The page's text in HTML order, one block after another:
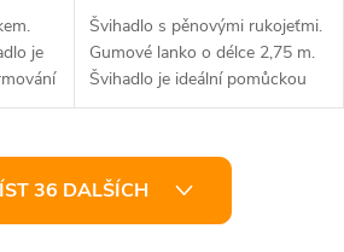
je
Švihadlo s pěnovými rukojeťmi.
Gumové lanko o délce 2,75 m.
Švihadlo je ideální pomůckou
při formování postavy a...
36 DALŠÍCH